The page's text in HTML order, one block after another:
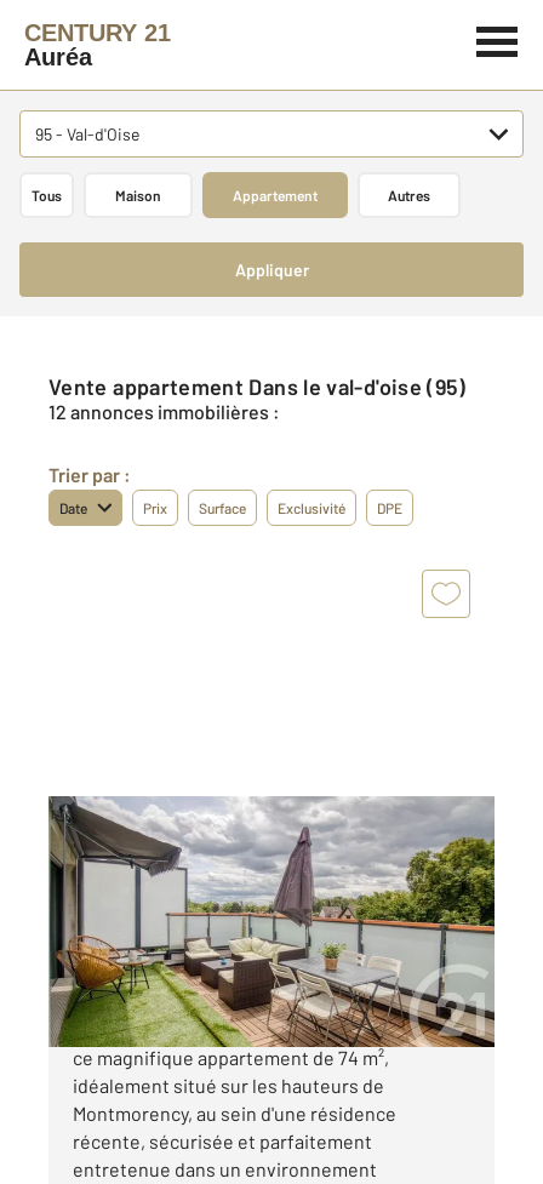
CENTURY 21
Auréa
95 - Val-d'Oise
Tous Maison Appartement Autres
Appliquer
Vente appartement Dans le val-d'oise (95)
12 annonces immobilières :
Trier par :
Date Prix Surface Exclusivité DPE
MONTMORENCY 95
74,19 m2, 4 pièces
Ref : 2054
Appartement F4 à vendre
340 000 €
CENTURY 21 Auréa vous propose de découvrir
ce magnifique appartement de 74 m²,
idéalement situé sur les hauteurs de
Montmorency, au sein d'une résidence
récente, sécurisée et parfaitement
entretenue dans un environnement